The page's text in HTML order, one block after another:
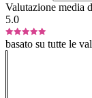
Valutazione media
5.0
basato su tutte le